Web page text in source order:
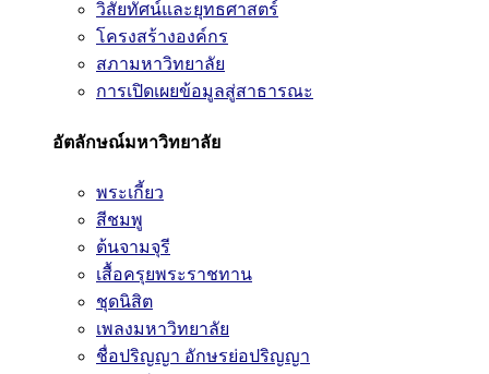
วิสัยทัศน์และยุทธศาสตร์
โครงสร้างองค์กร
สภามหาวิทยาลัย
การเปิดเผยข้อมูลสู่สาธารณะ
อัตลักษณ์มหาวิทยาลัย
พระเกี้ยว
สีชมพู
ต้นจามจุรี
เสื้อครุยพระราชทาน
ชุดนิสิต
เพลงมหาวิทยาลัย
ชื่อปริญญา อักษรย่อปริญญา